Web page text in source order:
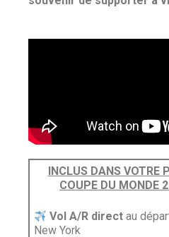
INCLUS DANS VOTRE
COUPE DU MONDE
Vol A/R direct au
New York